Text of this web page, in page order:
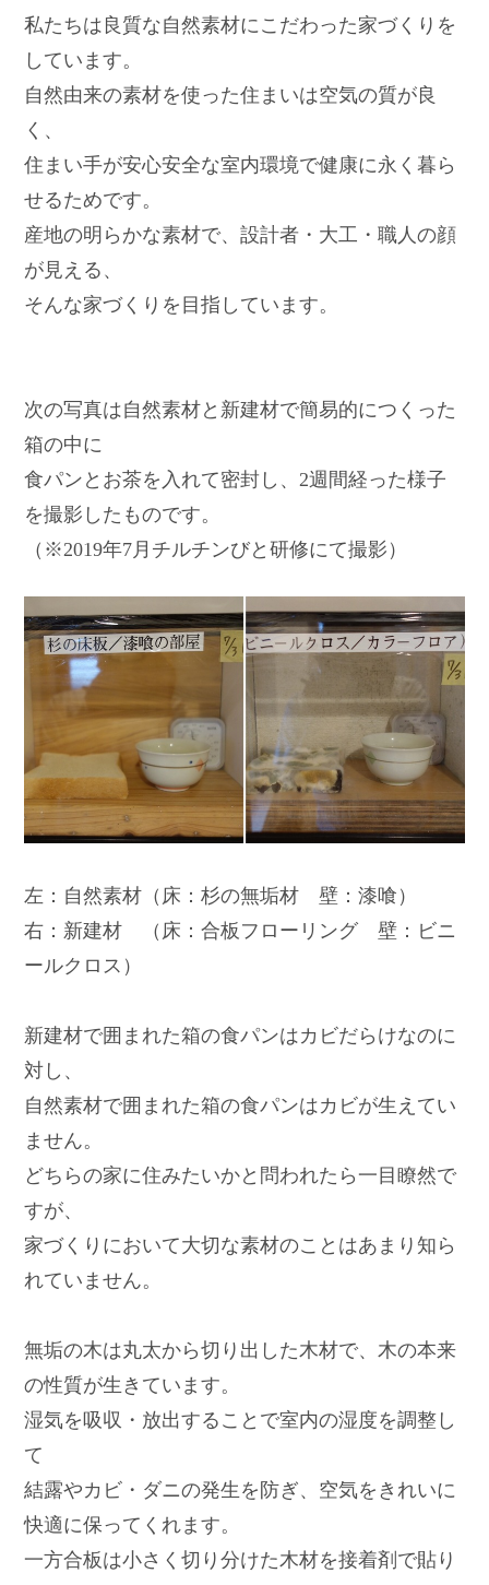
私たちは良質な自然素材にこだわった家づくりを
しています。
自然由来の素材を使った住まいは空気の質が良
く、
住まい手が安心安全な室内環境で健康に永く暮ら
せるためです。
産地の明らかな素材で、設計者・大工・職人の顔
が見える、
そんな家づくりを目指しています。
次の写真は自然素材と新建材で簡易的につくった
箱の中に
食パンとお茶を入れて密封し、2週間経った様子
を撮影したものです。
（※2019年7月チルチンびと研修にて撮影）
左：自然素材（床：杉の無垢材 壁：漆喰）
右：新建材 （床：合板フローリング 壁：ビニ
ールクロス）
新建材で囲まれた箱の食パンはカビだらけなのに
対し、
自然素材で囲まれた箱の食パンはカビが生えてい
ません。
どちらの家に住みたいかと問われたら一目瞭然で
すが、
家づくりにおいて大切な素材のことはあまり知ら
れていません。
無垢の木は丸太から切り出した木材で、木の本来
の性質が生きています。
湿気を吸収・放出することで室内の湿度を調整し
て
結露やカビ・ダニの発生を防ぎ、空気をきれいに
快適に保ってくれます。
一方合板は小さく切り分けた木材を接着剤で貼り